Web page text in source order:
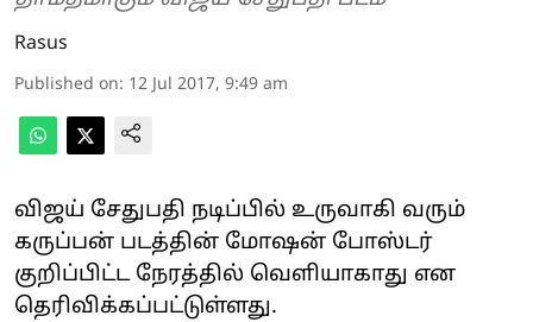
Rasus
Published on: 12 Jul 2017, 9:49 am
விஜய் சேதுபதி நடிப்பில் உருவாகி வரும்
கருப்பன் படத்தின் மோஷன் போஸ்டர்
குறிப்பிட்ட நேரத்தில் வெளியாகாது என
தெரிவிக்கப்பட்டுள்ளது.